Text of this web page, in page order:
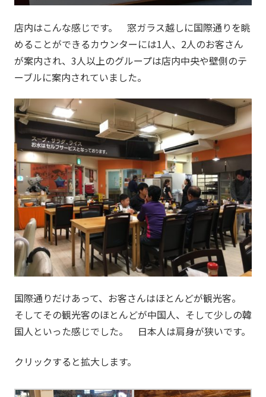
店内はこんな感じです。 窓ガラス越しに国際通りを眺
めることができるカウンターには1人、2人のお客さん
が案内され、3人以上のグループは店内中央や壁側のテ
ーブルに案内されていました。
国際通りだけあって、お客さんはほとんどが観光客。
そしてその観光客のほとんどが中国人、そして少しの韓
国人といった感じでした。 日本人は肩身が狭いです。
クリックすると拡大します。